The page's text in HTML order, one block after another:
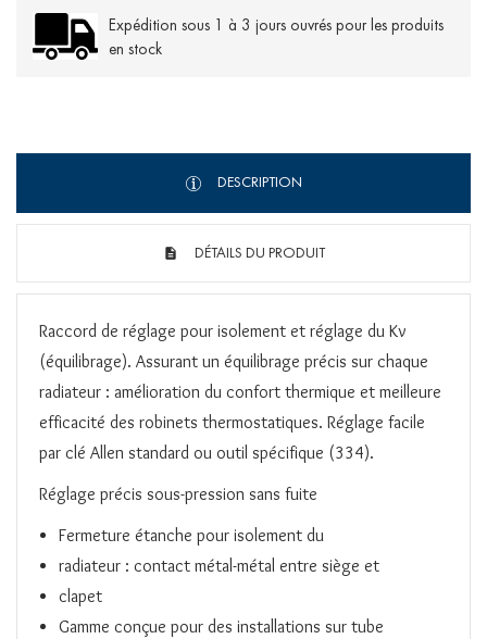
Expédition sous 1 à 3 jours ouvrés pour les produits
en stock
DESCRIPTION
DÉTAILS DU PRODUIT
Raccord de réglage pour isolement et réglage du Kv
(équilibrage). Assurant un équilibrage précis sur chaque
radiateur : amélioration du confort thermique et meilleure
efficacité des robinets thermostatiques. Réglage facile
par clé Allen standard ou outil spécifique (334).
Réglage précis sous-pression sans fuite
Fermeture étanche pour isolement du
radiateur : contact métal-métal entre siège et
clapet
Gamme conçue pour des installations sur tube